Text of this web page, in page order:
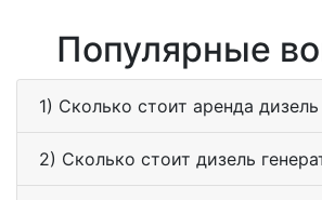
Популярные
1) Сколько стоит аренда дизель
2) Сколько стоит дизель